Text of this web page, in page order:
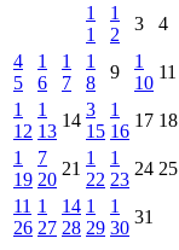
1
1
1
2
3
4
4
5
1
6
1
7
1
8
9
1
10
11
1
12
1
13
14
3
15
1
16
17 18
1
19
7
20
21
1
22
1
23
24 25
11
26
1
27
14
28
1
29
1
30
31